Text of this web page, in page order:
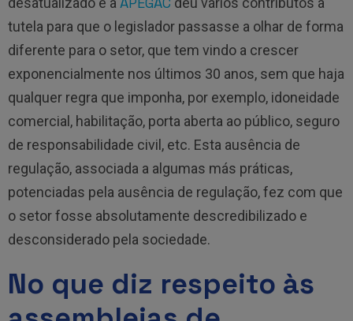
tutela para que o legislador passasse a olhar de forma
diferente para o setor, que tem vindo a crescer
exponencialmente nos últimos 30 anos, sem que haja
qualquer regra que imponha, por exemplo, idoneidade
comercial, habilitação, porta aberta ao público, seguro
de responsabilidade civil, etc. Esta ausência de
regulação, associada a algumas más práticas,
potenciadas pela ausência de regulação, fez com que
o setor fosse absolutamente descredibilizado e
desconsiderado pela sociedade.
No que diz respeito às